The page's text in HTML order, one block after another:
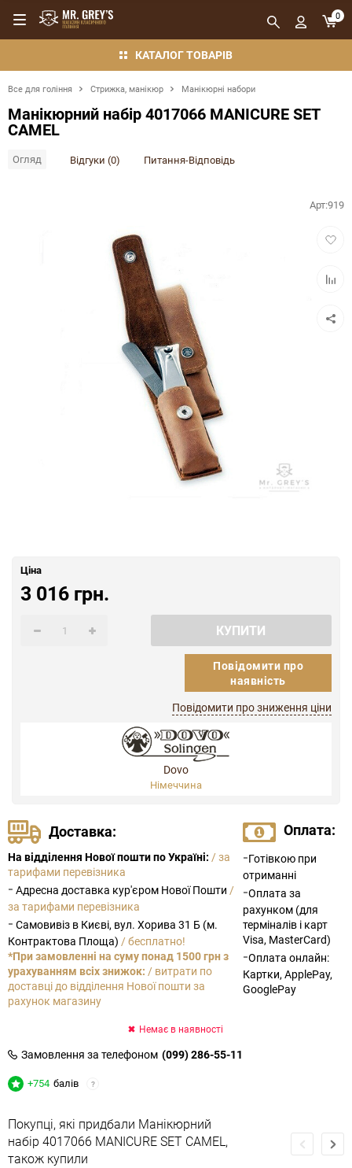
КАТАЛОГ ТОВАРІВ
0
Все для гоління Стрижка, манікюр Манікюрні набори
Манікюрний набір 4017066 MANICURE SET
CAMEL
Огляд Відгуки (0) Питання-Відповідь
Арт:919
Ціна
3 016 грн.
КУПИТИ
Повідомити про
наявність
Повідомити про зниження ціни
Dovo
Німеччина
Доставка:
На відділення Нової пошти по Україні: / за
тарифами перевізника
- Адресна доставка кур'єром Нової Пошти /
за тарифами перевізника
- Самовивіз в Києві, вул. Хорива 31 Б (м.
Контрактова Площа) / бесплатно!
*При замовленні на суму понад 1500 грн з
урахуванням всіх знижок: / витрати по
доставці до відділення Нової пошти за
рахунок магазину
Оплата:
-Готівкою при
отриманні
-Оплата за
рахунком (для
терміналів і карт
Visa, MasterCard)
-Оплата онлайн:
Картки, ApplePay,
GooglePay
Немає в наявності
Замовлення за телефоном (099) 286-55-11
+754 балів ?
Покупці, які придбали Манікюрний
набір 4017066 MANICURE SET CAMEL,
також купили